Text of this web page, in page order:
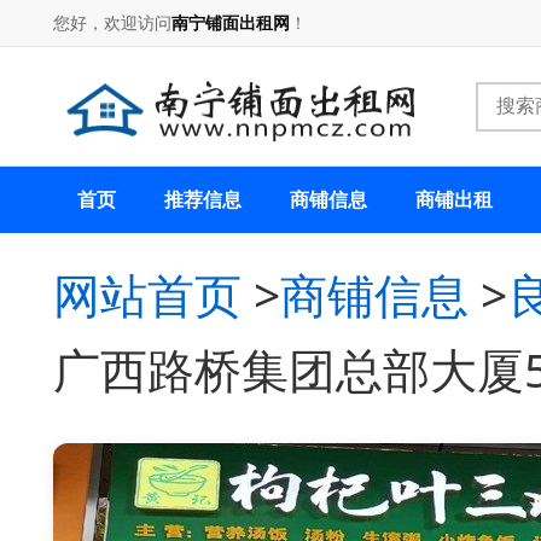
您好，欢迎访问南宁铺面出租网 ！
首页 推荐信息 商铺信息 商铺出租
网站首页 >商铺信息 >
广西路桥集团总部大